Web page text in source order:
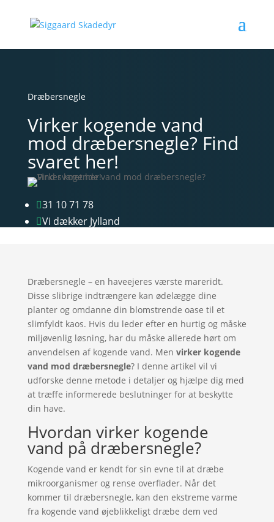
Dræbersnegle
Virker kogende vand
mod dræbersnegle? Find
svaret her!
31 10 71 78
Vi dækker Jylland
Dræbersnegle – en haveejeres værste mareridt.
Disse slibrige indtrængere kan ødelægge dine
planter og omdanne din blomstrende oase til et
slimfyldt kaos. Hvis du leder efter en hurtig og måske
miljøvenlig løsning, har du måske allerede hørt om
anvendelsen af kogende vand. Men virker kogende
vand mod dræbersnegle? I denne artikel vil vi
udforske denne metode i detaljer og hjælpe dig med
at træffe informerede beslutninger for at beskytte
din have.
Hvordan virker kogende
vand på dræbersnegle?
Kogende vand er kendt for sin evne til at dræbe
mikroorganismer og rense overflader. Når det
kommer til dræbersnegle, kan den ekstreme varme
fra kogende vand øjeblikkeligt dræbe dem ved